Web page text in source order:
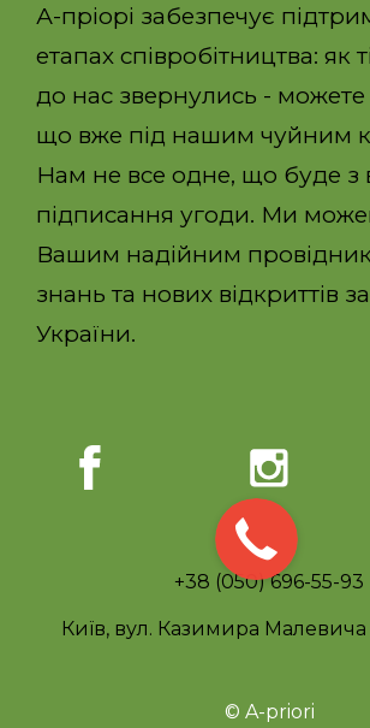
А-пріорі забезпечує
етапах співробітництва: як
до нас звернулись - можете
що вже під нашим чуйним
Нам не все одне, що буде з
підписання угоди. Ми
Вашим надійним
знань та нових відкриттів
України.
+38 (050) 696-55-93
Київ, вул. Казимира Малевича
© A-priori